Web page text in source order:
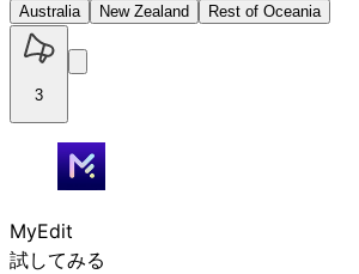
Australia New Zealand Rest of Oceania
3
MyEdit
試してみる